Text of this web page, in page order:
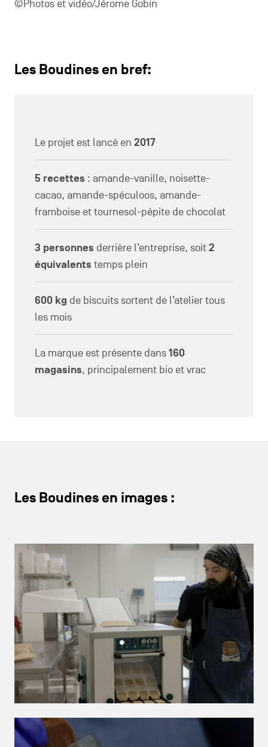
©Photos et vidéo/Jérome Gobin
Les Boudines en bref:
Le projet est lancé en2017
5 recettes : amande-vanille, noisette-
cacao, amande-spéculoos, amande-
framboise et tournesol-pépite de chocolat
3 personnes derrière l’entreprise, soit2
équivalentstemps plein
600 kg de biscuits sortent de l’atelier tous
les mois
La marque est présente dans160
magasins, principalement bio et vrac
Les Boudines en images :